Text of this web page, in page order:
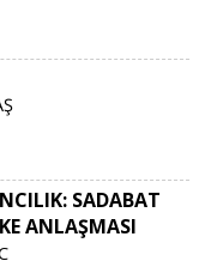
SADABAT
ANLAŞMASI